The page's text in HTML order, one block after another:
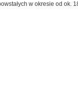
w okresie od ok.